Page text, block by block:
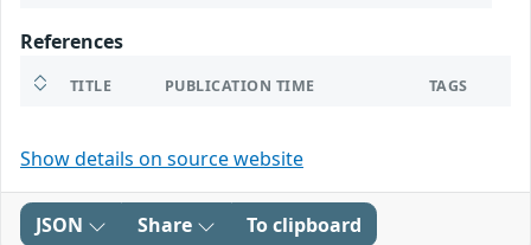
References
TITLE PUBLICATION TIME TAGS
Show details on source website
JSON Share To clipboard